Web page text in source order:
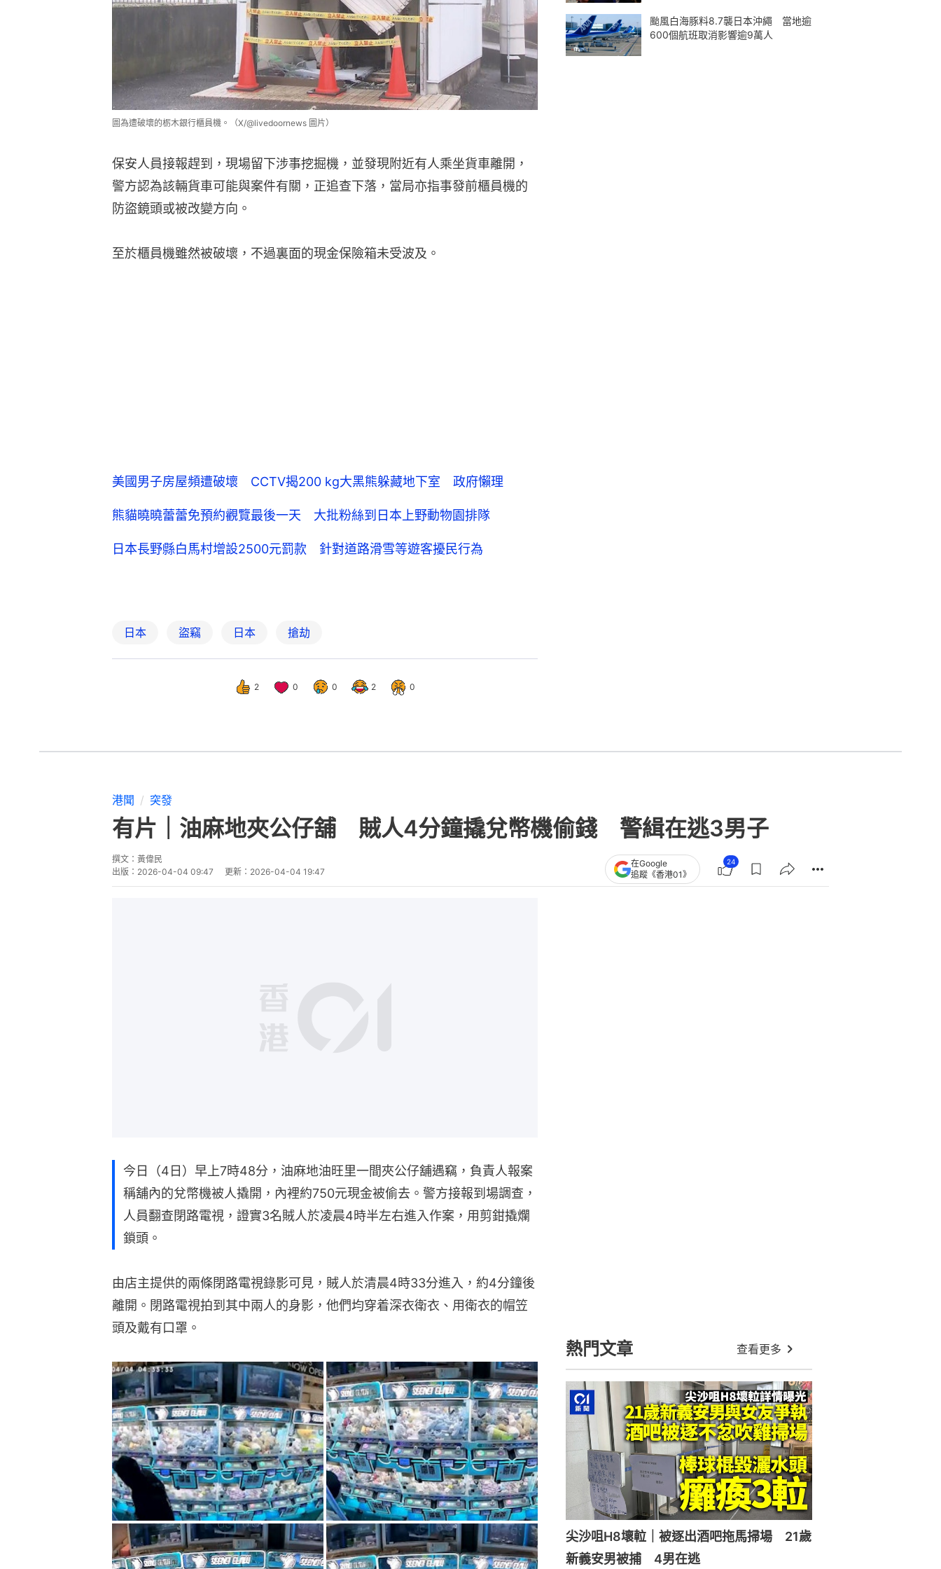
圖為遭破壞的栃木銀行櫃員機。（X/@livedoornews 圖片）
保安人員接報趕到，現場留下涉事挖掘機，並發現附近有人乘坐貨車離開，
警方認為該輛貨車可能與案件有關，正追查下落，當局亦指事發前櫃員機的
防盜鏡頭或被改變方向。
至於櫃員機雖然被破壞，不過裏面的現金保險箱未受波及。
美國男子房屋頻遭破壞 CCTV揭200 kg大黑熊躲藏地下室 政府懶理
熊貓曉曉蕾蕾免預約觀覽最後一天 大批粉絲到日本上野動物園排隊
日本長野縣白馬村增設2500元罰款 針對道路滑雪等遊客擾民行為
日本 盜竊 日本 搶劫
2 0 0 2 0
颱風白海豚料8.7襲日本沖繩 當地逾
600個航班取消影響逾9萬人
港聞 突發
有片｜油麻地夾公仔舖 賊人4分鐘撬兌幣機偷錢 警緝在逃3男子
撰文： 黃偉民
出版： 2026-04-04 09:47 更新： 2026-04-04 19:47
在Google
追蹤《香港01》
24
今日（4日）早上7時48分，油麻地油旺里一間夾公仔舖遇竊，負責人報案
稱舖內的兌幣機被人撬開，內裡約750元現金被偷去。警方接報到場調查，
人員翻查閉路電視，證實3名賊人於凌晨4時半左右進入作案，用剪鉗撬爛
鎖頭。
由店主提供的兩條閉路電視錄影可見，賊人於清晨4時33分進入，約4分鐘後
離開。閉路電視拍到其中兩人的身影，他們均穿着深衣衛衣、用衛衣的帽笠
頭及戴有口罩。
熱門文章 查看更多
尖沙咀H8壞𨋢｜被逐出酒吧拖馬掃場 21歲
新義安男被捕 4男在逃